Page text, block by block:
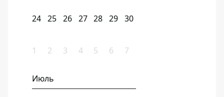
24 25 26 27 28 29 30
1 2 3 4 5 6 7
Июль